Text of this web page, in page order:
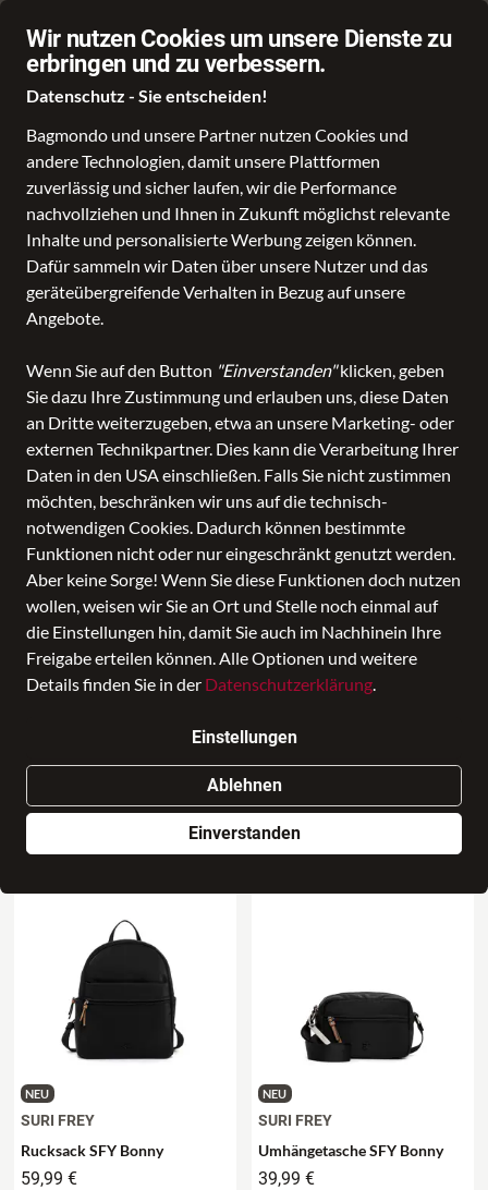
Wir nutzen Cookies um unsere Dienste zu
erbringen und zu verbessern.
Datenschutz - Sie entscheiden!
Bagmondo und unsere Partner nutzen Cookies und
andere Technologien, damit unsere Plattformen
zuverlässig und sicher laufen, wir die Performance
nachvollziehen und Ihnen in Zukunft möglichst relevante
Inhalte und personalisierte Werbung zeigen können.
Dafür sammeln wir Daten über unsere Nutzer und das
geräteübergreifende Verhalten in Bezug auf unsere
Angebote.
Wenn Sie auf den Button "Einverstanden"klicken, geben
Sie dazu Ihre Zustimmung und erlauben uns, diese Daten
an Dritte weiterzugeben, etwa an unsere Marketing- oder
externen Technikpartner. Dies kann die Verarbeitung Ihrer
Daten in den USA einschließen. Falls Sie nicht zustimmen
möchten, beschränken wir uns auf die technisch-
notwendigen Cookies. Dadurch können bestimmte
Funktionen nicht oder nur eingeschränkt genutzt werden.
Aber keine Sorge! Wenn Sie diese Funktionen doch nutzen
wollen, weisen wir Sie an Ort und Stelle noch einmal auf
die Einstellungen hin, damit Sie auch im Nachhinein Ihre
Freigabe erteilen können. Alle Optionen und weitere
Details finden Sie in der Datenschutzerklärung.
Einstellungen
Ablehnen
Einverstanden
Reise Business Freizeit Fashion & Lifestyle
HORN Online
+496341919293
E-Mail senden
Mehr erfahren
ALLE FILTER
SALE Marken Altersgruppe Farbe
HORN Online SURI FREY
Alles zurücksetzen
185 Produkte
NEU
SURI FREY
Rucksack SFY Bonny
59,99 €
NEU
SURI FREY
Umhängetasche SFY Bonny
39,99 €